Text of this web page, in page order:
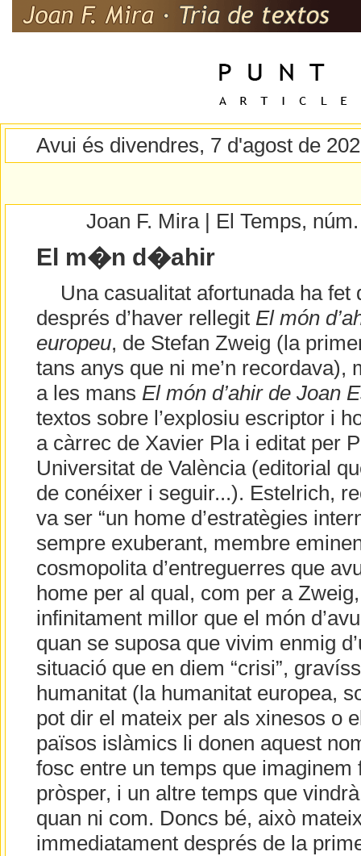
Avui és divendres, 7 d'agost de
Joan F. Mira | El Temps,
El m�n d�ahir
Una casualitat afortunada ha fet
després d’haver rellegit El món
europeu, de Stefan Zweig (la
tans anys que ni me’n recordava),
a les mans El món d’ahir de Joan
textos sobre l’explosiu escriptor i
a càrrec de Xavier Pla i editat per
Universitat de València (editorial
de conéixer i seguir...). Estelrich,
va ser “un home d’estratègies
sempre exuberant, membre
cosmopolita d’entreguerres que
home per al qual, com per a Zweig,
infinitament millor que el món
quan se suposa que vivim enmig
situació que en diem “crisi”,
humanitat (la humanitat europea,
pot dir el mateix per als xinesos o
països islàmics li donen aquest
fosc entre un temps que imaginem
pròsper, i un altre temps que
quan ni com. Doncs bé, això
immediatament després de la